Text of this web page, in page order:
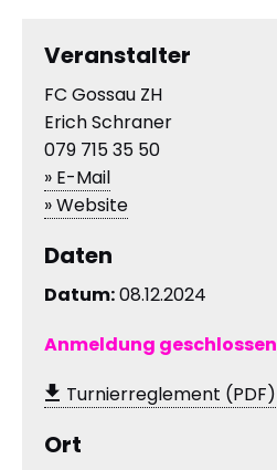
Veranstalter
FC Gossau ZH
Erich Schraner
079 715 35 50
» E-Mail
» Website
Daten
Datum:08.12.2024
Anmeldung geschlossen
Turnierreglement (PDF)
Ort